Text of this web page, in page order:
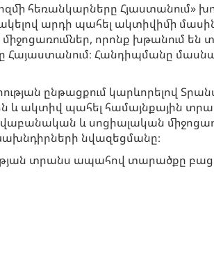
հեռանկարները Հյաստանում»
արդի պահել ակտիվիմի
որոնք խթանում են
Հանդիպմանը
ընթացքում կարևորելով
և ակտիվ պահել համայնքային
և սոցիալական
նվազեցմանը։
տրանս ապահով տարածքը բաց